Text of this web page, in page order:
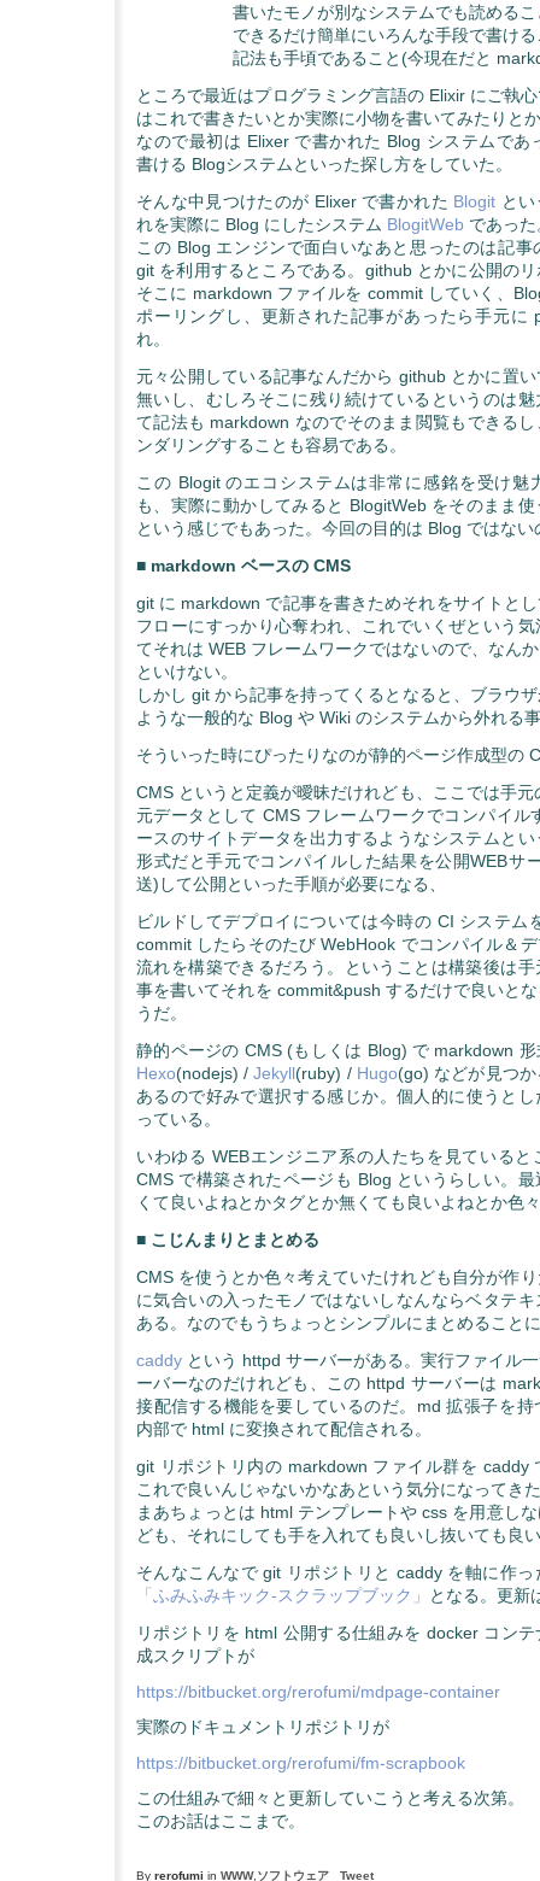
書いたモノが別なシステムでも読めるこ
できるだけ簡単にいろんな手段で書ける
記法も手頃であること(今現在だと
ところで最近はプログラミング言語の Elixir にご執
はこれで書きたいとか実際に小物を書いてみたりと
なので最初は Elixer で書かれた Blog システムであ
書ける Blogシステムといった探し方をしていた。
そんな中見つけたのが Elixer で書かれた Blogit と
れを実際に Blog にしたシステム BlogitWeb であった
この Blog エンジンで面白いなあと思ったのは記事
git を利用するところである。github とかに公開の
そこに markdown ファイルを commit していく、
ポーリングし、更新された記事があったら手元に
れ。
元々公開している記事なんだから github とかに置
無いし、むしろそこに残り続けているというのは
て記法も markdown なのでそのまま閲覧もできる
ンダリングすることも容易である。
この Blogit のエコシステムは非常に感銘を受け魅
も、実際に動かしてみると BlogitWeb をそのまま
という感じでもあった。今回の目的は Blog ではない
■ markdown ベースの CMS
git に markdown で記事を書きためそれをサイトと
フローにすっかり心奪われ、これでいくぜという
てそれは WEB フレームワークではないので、なん
といけない。
しかし git から記事を持ってくるとなると、ブラウ
ような一般的な Blog や Wiki のシステムから外れる
そういった時にぴったりなのが静的ページ作成型の
CMS というと定義が曖昧だけれども、ここでは手
元データとして CMS フレームワークでコンパイル
ースのサイトデータを出力するようなシステムと
形式だと手元でコンパイルした結果を公開WEBサ
送)して公開といった手順が必要になる、
ビルドしてデプロイについては今時の CI システム
commit したらそのたび WebHook でコンパイル＆
流れを構築できるだろう。ということは構築後は
事を書いてそれを commit&push するだけで良いと
うだ。
静的ページの CMS (もしくは Blog) で markdown
Hexo(nodejs) /Jekyll(ruby) / Hugo(go) などが見つ
あるので好みで選択する感じか。個人的に使うと
っている。
いわゆる WEBエンジニア系の人たちを見ていると
CMS で構築されたページも Blog というらしい。
くて良いよねとかタグとか無くても良いよねとか色
■ こじんまりとまとめる
CMS を使うとか色々考えていたけれども自分が作
に気合いの入ったモノではないしなんならベタテ
ある。なのでもうちょっとシンプルにまとめること
caddy という httpd サーバーがある。実行ファイル
ーバーなのだけれども、この httpd サーバーは
接配信する機能を要しているのだ。md 拡張子を
内部で html に変換されて配信される。
git リポジトリ内の markdown ファイル群を caddy
これで良いんじゃないかなあという気分になってき
まあちょっとは html テンプレートや css を用意し
ども、それにしても手を入れても良いし抜いても良
そんなこんなで git リポジトリと caddy を軸に作
「ふみふみキック-スクラップブック」
となる。更新
リポジトリを html 公開する仕組みを docker コン
成スクリプトが
https://bitbucket.org/rerofumi/mdpage-container
実際のドキュメントリポジトリが
https://bitbucket.org/rerofumi/fm-scrapbook
この仕組みで細々と更新していこうと考える次第。
このお話はここまで。
By rerofumi in WWW, ソフトウェア Tweet